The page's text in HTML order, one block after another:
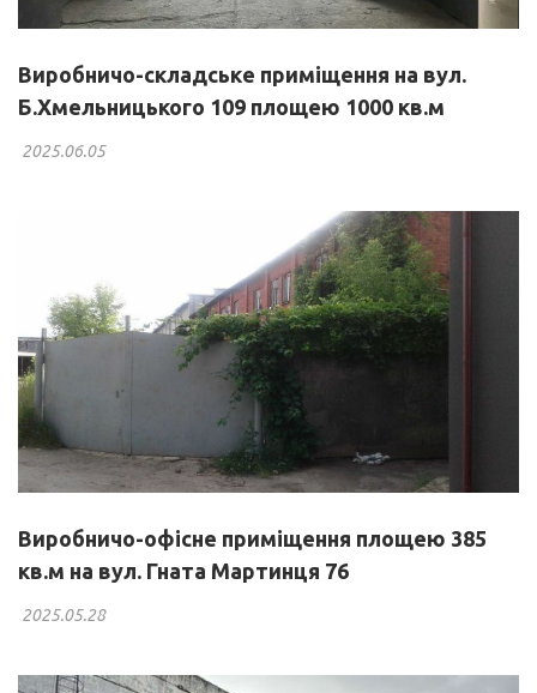
Виробничо-складське приміщення на вул.
Б.Хмельницького 109 площею 1000 кв.м
2025.06.05
Виробничо-офісне приміщення площею 385
кв.м на вул. Гната Мартинця 76
2025.05.28